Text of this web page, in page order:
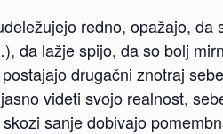
redno, opažajo,
da lažje spijo, da so bolj
drugačni znotraj
videti svojo realnost,
sanje dobivajo